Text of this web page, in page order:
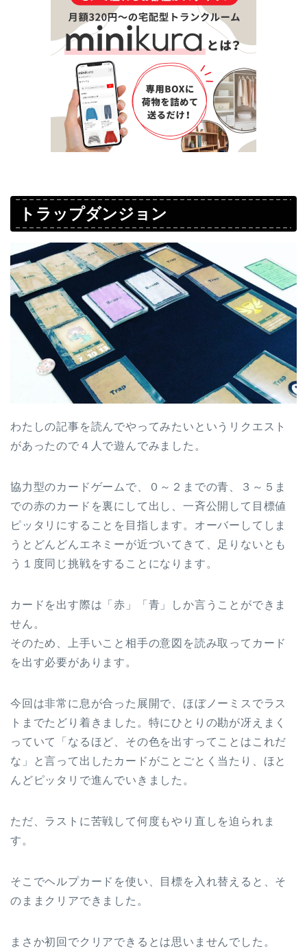
トラップダンジョン
わたしの記事を読んでやってみたいというリクエスト
があったので４人で遊んでみました。
協力型のカードゲームで、０～２までの青、３～５ま
での赤のカードを裏にして出し、一斉公開して目標値
ピッタリにすることを目指します。オーバーしてしま
うとどんどんエネミーが近づいてきて、足りないとも
う１度同じ挑戦をすることになります。
カードを出す際は「赤」「青」しか言うことができま
せん。
そのため、上手いこと相手の意図を読み取ってカード
を出す必要があります。
今回は非常に息が合った展開で、ほぼノーミスでラス
トまでたどり着きました。特にひとりの勘が冴えまく
っていて「なるほど、その色を出すってことはこれだ
な」と言って出したカードがことごとく当たり、ほと
んどピッタリで進んでいきました。
ただ、ラストに苦戦して何度もやり直しを迫られま
す。
そこでヘルプカードを使い、目標を入れ替えると、そ
のままクリアできました。
まさか初回でクリアできるとは思いませんでした。